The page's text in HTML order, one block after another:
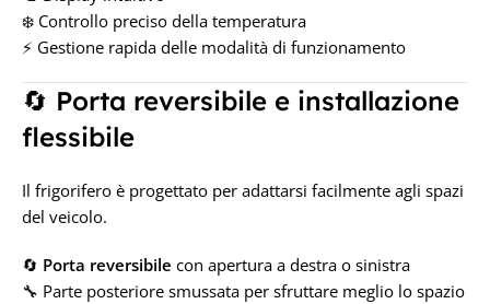
❄️ Controllo preciso della temperatura
⚡ Gestione rapida delle modalità di funzionamento
🔄 Porta reversibile e installazione
flessibile
Il frigorifero è progettato per adattarsi facilmente agli spazi
del veicolo.
🔄 Porta reversibile con apertura a destra o sinistra
🔧 Parte posteriore smussata per sfruttare meglio lo spazio